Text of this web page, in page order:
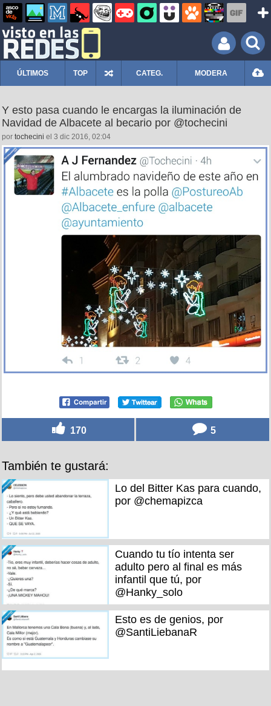
ÚLTIMOS TOP CATEG. MODERA
Y esto pasa cuando le encargas la iluminación de
Navidad de Albacete al becario por @tochecini
por tochecini el 3 dic 2016, 02:04
170 5
También te gustará:
Lo del Bitter Kas para cuando,
por @chemapizca
Cuando tu tío intenta ser
adulto pero al final es más
infantil que tú, por
@Hanky_solo
Esto es de genios, por
@SantiLiebanaR